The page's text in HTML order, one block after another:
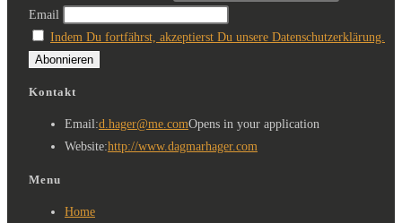
Email
Indem Du fortfährst, akzeptierst Du unsere Datenschutzerklärung.
Kontakt
Email:d.hager@me.comOpens in your application
Website:http://www.dagmarhager.com
Menu
Home